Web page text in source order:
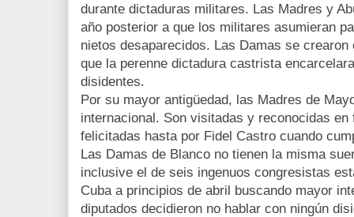
durante dictaduras militares. Las Madres y
año posterior a que los militares asumieran
nietos desaparecidos. Las Damas se
que la perenne dictadura castrista
disidentes.
Por su mayor antigüedad, las Madres de
internacional. Son visitadas y reconocidas
felicitadas hasta por Fidel Castro cuando
Las Damas de Blanco no tienen la misma
inclusive el de seis ingenuos congresistas
Cuba a principios de abril buscando mayor
diputados decidieron no hablar con ningún